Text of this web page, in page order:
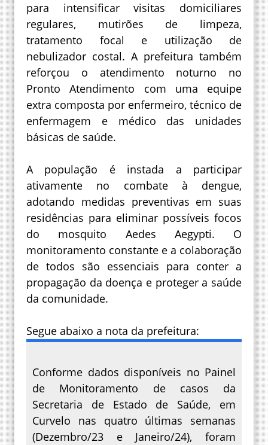
para intensificar visitas domiciliares
regulares, mutirões de limpeza,
tratamento focal e utilização de
nebulizador costal. A prefeitura também
reforçou o atendimento noturno no
Pronto Atendimento com uma equipe
extra composta por enfermeiro, técnico de
enfermagem e médico das unidades
básicas de saúde.
A população é instada a participar
ativamente no combate à dengue,
adotando medidas preventivas em suas
residências para eliminar possíveis focos
do mosquito Aedes Aegypti. O
monitoramento constante e a colaboração
de todos são essenciais para conter a
propagação da doença e proteger a saúde
da comunidade.
Segue abaixo a nota da prefeitura:
Conforme dados disponíveis no Painel
de Monitoramento de casos da
Secretaria de Estado de Saúde, em
Curvelo nas quatro últimas semanas
(Dezembro/23 e Janeiro/24), foram